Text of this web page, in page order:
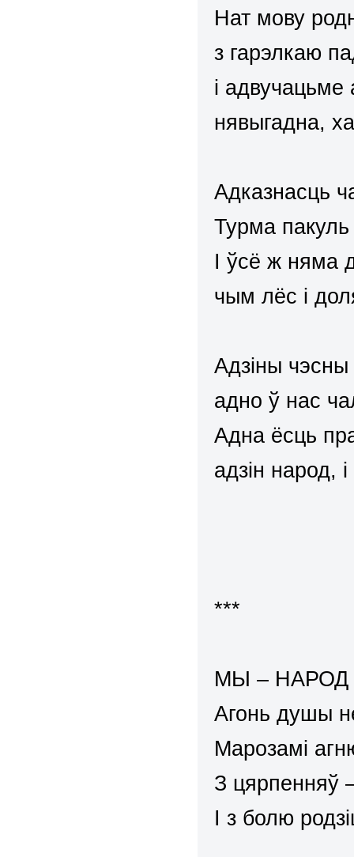
Нат мову
з гарэлкаю
і
нявыгадна,
Адказнасць
Турма
І ўсё ж няма
чым лёс і
Адзіны чэсны
адно ў нас
Адна ёсць
адзін народ,
***
МЫ – НАРОД
Агонь душы
Марозамі
З цярпенняў
І з болю